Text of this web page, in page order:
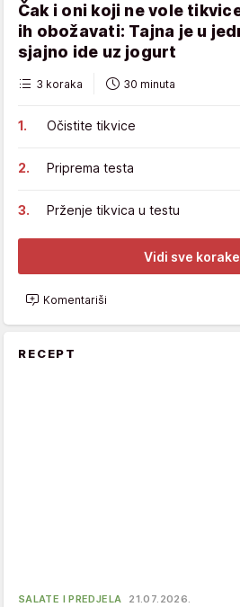
Čak i oni koji ne vole
ih obožavati: Tajna je u
sjajno ide uz jogurt
3 koraka 30 minuta
Očistite tikvice
Priprema testa
Prženje tikvica u testu
Vidi sve
Komentariši
RECEPT
SALATE I PREDJELA 21.07.2026.